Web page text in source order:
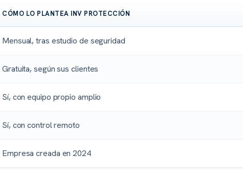
CÓMO LO PLANTEA INV PROTECCIÓN
Mensual, tras estudio de seguridad
Gratuita, según sus clientes
Sí, con equipo propio amplio
Sí, con control remoto
Empresa creada en 2024